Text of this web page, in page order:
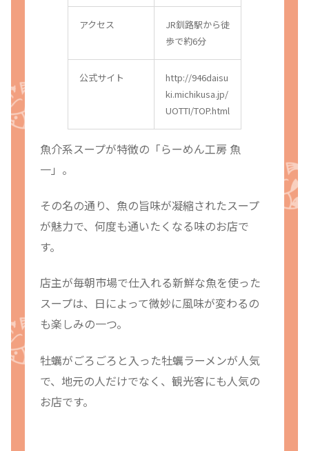
アクセス
JR釧路駅から徒
歩で約6分
公式サイト
http://946daisu
ki.michikusa.jp/
UOTTI/TOP.html
魚介系スープが特徴の「らーめん工房 魚
一」。
その名の通り、魚の旨味が凝縮されたスープ
が魅力で、何度も通いたくなる味のお店で
す。
店主が毎朝市場で仕入れる新鮮な魚を使った
スープは、日によって微妙に風味が変わるの
も楽しみの一つ。
牡蠣がごろごろと入った牡蠣ラーメンが人気
で、地元の人だけでなく、観光客にも人気の
お店です。